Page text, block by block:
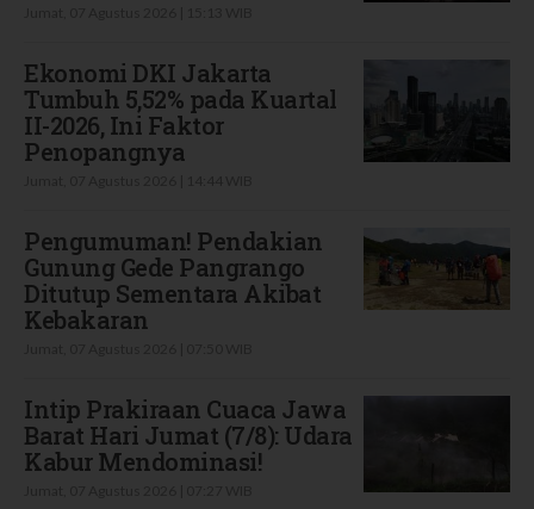
Ekonomi DKI Jakarta
Tumbuh 5,52% pada Kuartal
II-2026, Ini Faktor
Penopangnya
Pengumuman! Pendakian
Gunung Gede Pangrango
Ditutup Sementara Akibat
Kebakaran
Intip Prakiraan Cuaca Jawa
Barat Hari Jumat (7/8): Udara
Kabur Mendominasi!